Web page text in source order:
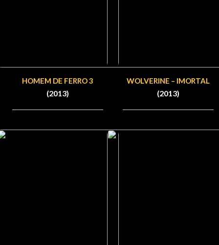
HOMEM DE FERRO 3
(2013)
WOLVERINE – IMORTAL
(2013)